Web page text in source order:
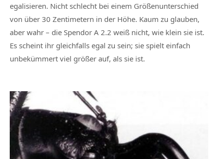
egalisieren. Nicht schlecht bei einem Größenunterschied
von über 30 Zentimetern in der Höhe. Kaum zu glauben,
aber wahr – die Spendor A 2.2 weiß nicht, wie klein sie ist.
Es scheint ihr gleichfalls egal zu sein; sie spielt einfach
unbekümmert viel größer auf, als sie ist.